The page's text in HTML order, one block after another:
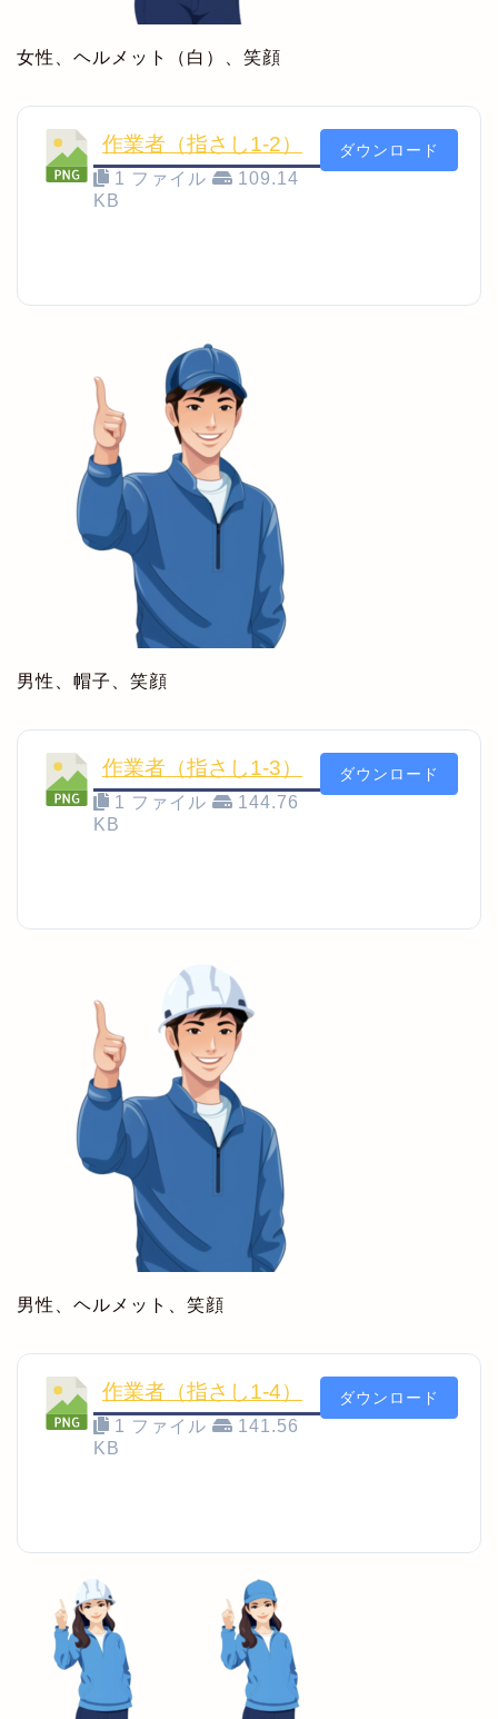
女性、ヘルメット（白）、笑顔
作業者（指さし1-2）
1 ファイル
109.14
KB
ダウンロード
男性、帽子、笑顔
作業者（指さし1-3）
1 ファイル
144.76
KB
ダウンロード
男性、ヘルメット、笑顔
作業者（指さし1-4）
1 ファイル
141.56
KB
ダウンロード